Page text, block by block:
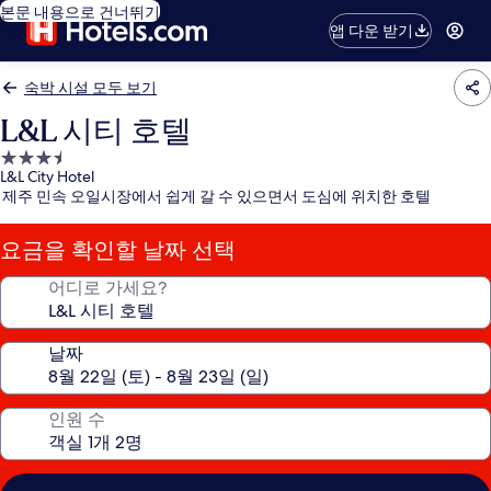
본문 내용으로 건너뛰기
앱 다운 받기
숙박 시설 모두 보기
L&L 시티 호텔
3.5
성
급
숙
박
시
L&L City Hotel
제주 민속 오일시장에서 쉽게 갈 수 있으면서 도심에 위치한 호텔
요금을 확인할 날짜 선택
어디로 가세요?
날짜
인원 수